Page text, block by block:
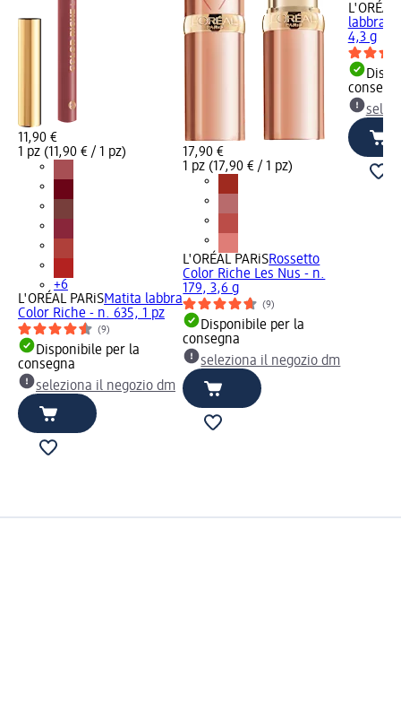
11,90 €
1 pz (11,90 € / 1 pz)
+6
L'ORÉAL PARiSMatita labbra
Color Riche - n. 635, 1 pz
(9)
Disponibile per la
consegna
seleziona il negozio dm
17,90 €
1 pz (17,90 € / 1 pz)
L'ORÉAL PARiSRossetto
Color Riche Les Nus - n.
179, 3,6 g
(9)
Disponibile per la
consegna
seleziona il negozio dm
L'ORÉAL
labbra
4,3 g